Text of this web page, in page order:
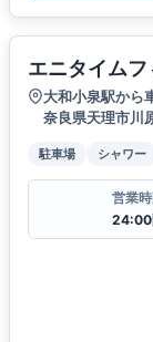
エニタイム
大和小泉駅から
奈良県天理市
駐車場 シャワー
営業
24:00